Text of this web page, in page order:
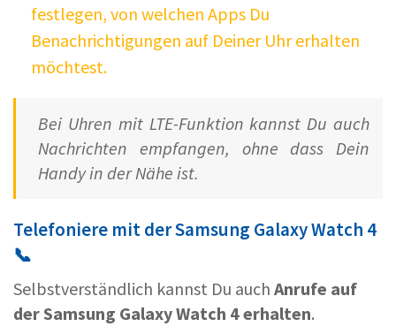
festlegen, von welchen Apps Du
Benachrichtigungen auf Deiner Uhr erhalten
möchtest.
Bei Uhren mit LTE-Funktion kannst Du auch
Nachrichten empfangen, ohne dass Dein
Handy in der Nähe ist.
Telefoniere mit der Samsung Galaxy Watch 4
📞
Selbstverständlich kannst Du auch Anrufe auf
der Samsung Galaxy Watch 4 erhalten.